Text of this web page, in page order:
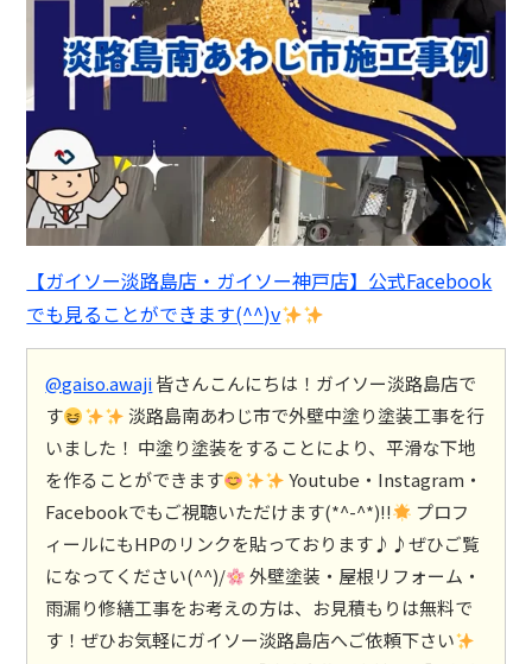
【ガイソー淡路島店・ガイソー神戸店】公式Facebook
でも見ることができます(^^)v
@gaiso.awaji皆さんこんにちは！ガイソー淡路島店で
す
淡路島南あわじ市で外壁中塗り塗装工事を行
いました！ 中塗り塗装をすることにより、平滑な下地
を作ることができます
Youtube・Instagram・
Facebookでもご視聴いただけます(*^-^*)!!
プロフ
ィールにもHPのリンクを貼っております♪♪ぜひご覧
になってください(^^)/
外壁塗装・屋根リフォーム・
雨漏り修繕工事をお考えの方は、お見積もりは無料で
す！ぜひお気軽にガイソー淡路島店へご依頼下さい